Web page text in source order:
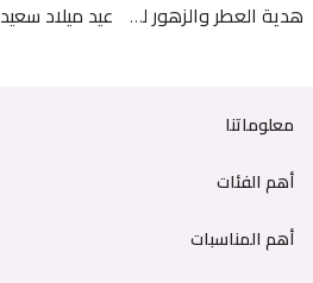
هدية العطر والزهور لعيد الميلاد 6 عيد ميلاد سعيد 2
معلوماتنا
أهم الفئات
أهم المناسبات